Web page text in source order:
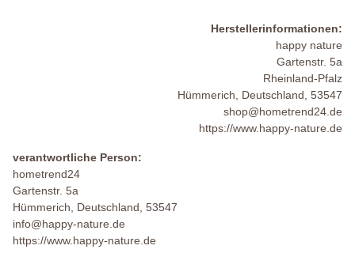
Herstellerinformationen:
happy nature
Gartenstr. 5a
Rheinland-Pfalz
Hümmerich, Deutschland, 53547
shop@hometrend24.de
https://www.happy-nature.de
verantwortliche Person:
hometrend24
Gartenstr. 5a
Hümmerich, Deutschland, 53547
info@happy-nature.de
https://www.happy-nature.de